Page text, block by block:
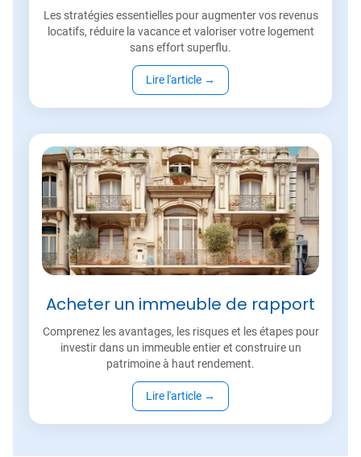
Les stratégies essentielles pour augmenter vos revenus
locatifs, réduire la vacance et valoriser votre logement
sans effort superflu.
Lire l'article →
Acheter un immeuble de rapport
Comprenez les avantages, les risques et les étapes pour
investir dans un immeuble entier et construire un
patrimoine à haut rendement.
Lire l'article →